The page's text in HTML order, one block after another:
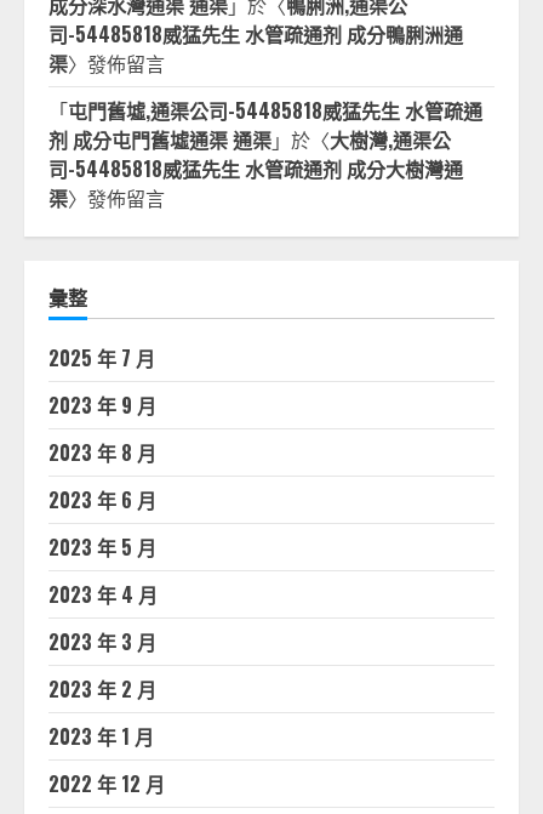
司-54485818威猛先生 水管疏通剂 成分鴨脷洲通
渠〉發佈留言
「屯門舊墟,通渠公司-54485818威猛先生 水管疏通
剂 成分屯門舊墟通渠 通渠」於〈大樹灣,通渠公
司-54485818威猛先生 水管疏通剂 成分大樹灣通
渠〉發佈留言
彙整
2025 年 7 月
2023 年 9 月
2023 年 8 月
2023 年 6 月
2023 年 5 月
2023 年 4 月
2023 年 3 月
2023 年 2 月
2023 年 1 月
2022 年 12 月